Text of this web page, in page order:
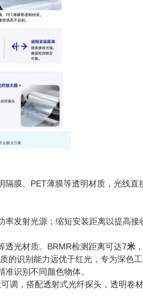
膜、PET薄膜等透明材质，光线
发射光源；缩短安装距离以提高接
透光材质。BRMR检测距离可达7米
的识别能力远优于红光，专为深色
识别不同颜色物体。
调，搭配透射式光纤探头，透明卷材